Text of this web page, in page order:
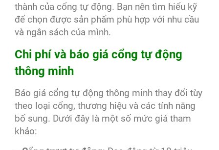
thành của cổng tự động. Bạn nên tìm hiểu kỹ
để chọn được sản phẩm phù hợp với nhu cầu
và ngân sách của mình.
Chi phí và báo giá cổng tự động
thông minh
Báo giá cổng tự động thông minh thay đổi tùy
theo loại cổng, thương hiệu và các tính năng
bổ sung. Dưới đây là một số mức giá tham
khảo: